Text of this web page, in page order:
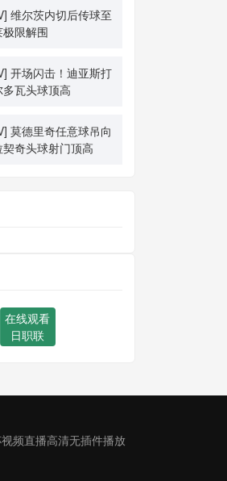
维尔茨内切后传球至
限解围
开场闪击！迪亚斯打
瓦头球顶高
莫德里奇任意球吊向
奇头球射门顶高
在线观看
日职联
频直播高清无插件播放